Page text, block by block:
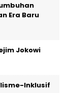
Era Baru
Jokowi
Inklusif